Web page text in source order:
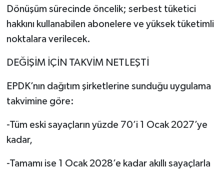
Dönüşüm sürecinde öncelik; serbest tüketici
hakkını kullanabilen abonelere ve yüksek tüketimli
noktalara verilecek.
DEĞİŞİM İÇİN TAKVİM NETLEŞTİ
EPDK’nın dağıtım şirketlerine sunduğu uygulama
takvimine göre:
-Tüm eski sayaçların yüzde 70’i 1 Ocak 2027’ye
kadar,
-Tamamı ise 1 Ocak 2028’e kadar akıllı sayaçlarla